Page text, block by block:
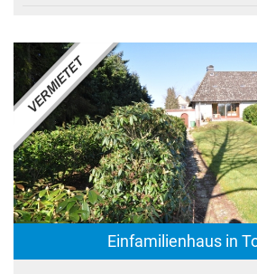
Einfamilienhaus in